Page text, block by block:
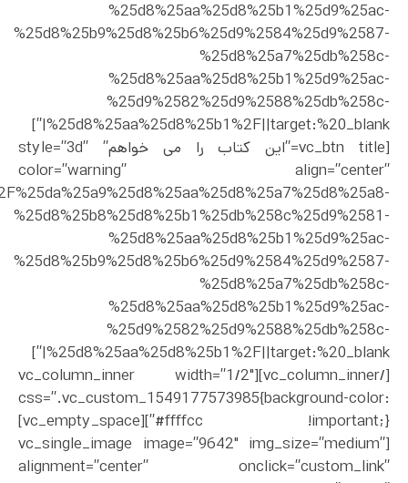
%25d8%25aa%25d8%25b1%25d9%25ac-
%25d8%25b9%25d8%25b6%25d9%2584%25d9%2587-
%25d8%25a7%25db%258c-
%25d8%25aa%25d8%25b1%25d9%25ac-
%25d9%2582%25d9%2588%25db%258c-
%25d8%25aa%25d8%25b1%2F||target:%20_blank|”]
[vc_btn title=”این کتاب را می خواهم” style=”3d”
color=”warning” align=”center”
%25d8%25b8%25d8%25b1%25db%258c%25d9%2581-
%25d8%25aa%25d8%25b1%25d9%25ac-
%25d8%25b9%25d8%25b6%25d9%2584%25d9%2587-
%25d8%25a7%25db%258c-
%25d8%25aa%25d8%25b1%25d9%25ac-
%25d9%2582%25d9%2588%25db%258c-
%25d8%25aa%25d8%25b1%2F||target:%20_blank|”]
[/vc_column_inner][vc_column_inner width=”1/2″
css=”.vc_custom_1549177573985{background-color:
#ffffcc !important;}”][vc_empty_space]
[vc_single_image image=”9642″ img_size=”medium”
alignment=”center” onclick=”custom_link”